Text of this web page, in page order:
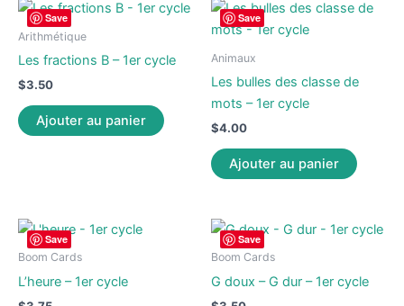
Save
Arithmétique
Les fractions B – 1er cycle
$3.50
Ajouter au panier
Save
Animaux
Les bulles des classe de
mots – 1er cycle
$4.00
Ajouter au panier
Save
Boom Cards
L’heure – 1er cycle
Save
Boom Cards
G doux – G dur – 1er cycle